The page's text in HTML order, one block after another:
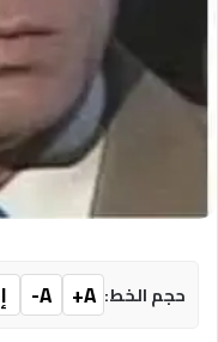
حجم الخط: A+
A-